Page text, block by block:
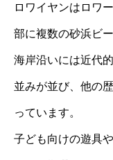
ロワイヤンはロワ
部に複数の砂浜ビ
海岸沿いには近代
並みが並び、他の
っています。
子ども向けの遊具